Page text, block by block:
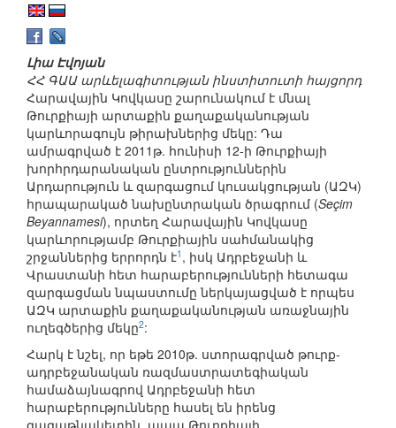
Լիա Էվոյան
ՀՀ ԳԱԱ արևելագիտության ինստիտուտի հայցորդ
Հարավային Կովկասը շարունակում է մնալ
Թուրքիայի արտաքին քաղաքականության
կարևորագույն թիրախներից մեկը: Դա
ամրագրված է 2011թ. հունիսի 12-ի Թուրքիայի
խորհրդարանական ընտրություններին
Արդարություն և զարգացում կուսակցության (ԱԶԿ)
հրապարակած նախընտրական ծրագրում (Seçim
Beyannamesi), որտեղ Հարավային Կովկասը
կարևորությամբ Թուրքիային սահմանակից
շրջաններից երրորդն է1 , իսկ Ադրբեջանի և
Վրաստանի հետ հարաբերությունների հետագա
զարգացման նպաստումը ներկայացված է որպես
ԱԶԿ արտաքին քաղաքականության առաջնային
ուղեգծերից մեկը2:
Հարկ է նշել, որ եթե 2010թ. ստորագրված թուրք-
ադրբեջանական ռազմաստրատեգիական
համաձայնագրով Ադրբեջանի հետ
հարաբերությունները հասել են իրենց